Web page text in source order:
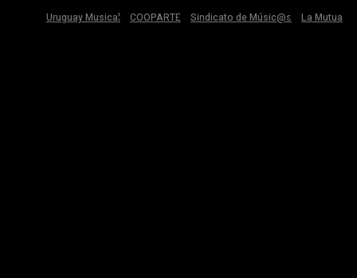
Uruguay Musical
COOPARTE Sindicato de Músic@s La Mutua